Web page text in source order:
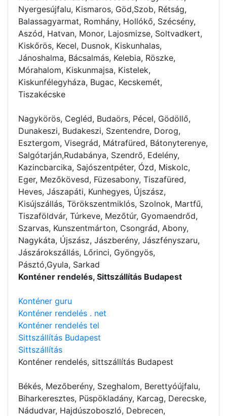
Nyergesújfalu, Kismaros, Göd,Szob, Rétság,
Balassagyarmat, Romhány, Hollókő, Szécsény,
Aszód, Hatvan, Monor, Lajosmizse, Soltvadkert,
Kiskőrös, Kecel, Dusnok, Kiskunhalas,
Jánoshalma, Bácsalmás, Kelebia, Röszke,
Mórahalom, Kiskunmajsa, Kistelek,
Kiskunfélegyháza, Bugac, Kecskemét,
Tiszakécske
Nagykörös, Cegléd, Budaörs, Pécel, Gödöllő,
Dunakeszi, Budakeszi, Szentendre, Dorog,
Esztergom, Visegrád, Mátrafüred, Bátonyterenye,
Salgótarján,Rudabánya, Szendrő, Edelény,
Kazincbarcika, Sajószentpéter, Ózd, Miskolc,
Eger, Mezőkövesd, Füzesabony, Tiszafüred,
Heves, Jászapáti, Kunhegyes, Újszász,
Kisújszállás, Törökszentmiklós, Szolnok, Martfű,
Tiszaföldvár, Túrkeve, Mezőtúr, Gyomaendrőd,
Szarvas, Kunszentmárton, Csongrád, Abony,
Nagykáta, Újszász, Jászberény, Jászfényszaru,
Jászárokszállás, Lőrinci, Gyöngyös,
Pásztó,Gyula, Sarkad
Konténer rendelés, Sittszállítás Budapest
Konténer guru
Konténer rendelés . net
Konténer rendelés tel
Sittszállítás Budapest
Sittszállítás
Konténer rendelés, sittszállítás Budapest
Békés, Mezőberény, Szeghalom, Berettyóújfalu,
Biharkeresztes, Püspökladány, Karcag, Derecske,
Nádudvar, Hajdúszoboszló, Debrecen,